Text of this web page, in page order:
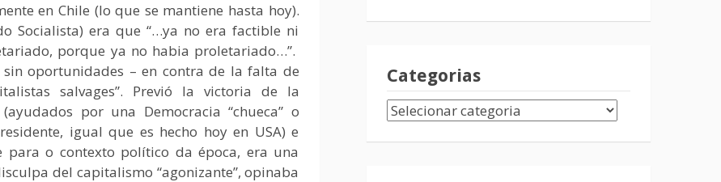
en Chile (lo que se mantiene hasta hoy).
Socialista) era que “…ya no era factible ni
porque ya no habia proletariado…”.
oportunidades – en contra de la falta de
salvages”. Previó la victoria de la
por una Democracia “chueca” o
igual que es hecho hoy en USA) e
para o contexto político da época, era una
del capitalismo “agonizante”, opinaba
Categorias